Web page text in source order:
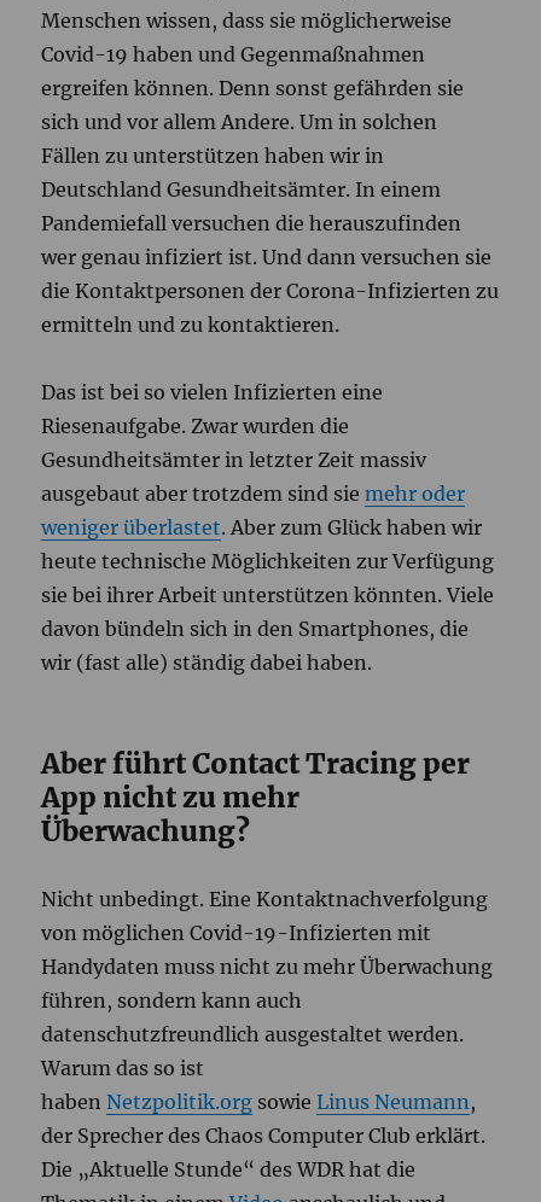
Menschen wissen, dass sie möglicherweise
Covid-19 haben und Gegenmaßnahmen
ergreifen können. Denn sonst gefährden sie
sich und vor allem Andere. Um in solchen
Fällen zu unterstützen haben wir in
Deutschland Gesundheitsämter. In einem
Pandemiefall versuchen die herauszufinden
wer genau infiziert ist. Und dann versuchen sie
die Kontaktpersonen der Corona-Infizierten zu
ermitteln und zu kontaktieren.
Das ist bei so vielen Infizierten eine
Riesenaufgabe. Zwar wurden die
Gesundheitsämter in letzter Zeit massiv
ausgebaut aber trotzdem sind siemehr oder
weniger überlastet. Aber zum Glück haben wir
heute technische Möglichkeiten zur Verfügung
sie bei ihrer Arbeit unterstützen könnten. Viele
davon bündeln sich in den Smartphones, die
wir (fast alle) ständig dabei haben.
Aber führt Contact Tracing per
App nicht zu mehr
Überwachung?
Nicht unbedingt. Eine Kontaktnachverfolgung
von möglichen Covid-19-Infizierten mit
Handydaten muss nicht zu mehr Überwachung
führen, sondern kann auch
datenschutzfreundlich ausgestaltet werden.
Warum das so ist
habenNetzpolitik.org sowieLinus Neumann ,
der Sprecher des Chaos Computer Club erklärt.
Die „Aktuelle Stunde“ des WDR hat die